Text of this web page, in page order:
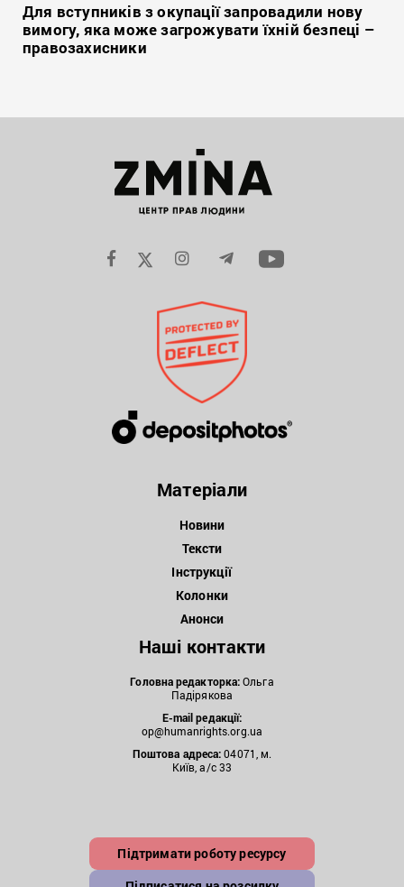
Для вступників з окупації запровадили нову
вимогу, яка може загрожувати їхній безпеці –
правозахисники
Матеріали
Новини
Тексти
Інструкції
Колонки
Анонси
Наші контакти
Головна редакторка:Ольга
Падірякова
E-mail редакції:
op@humanrights.org.ua
Поштова адреса:04071, м.
Київ, а/с 33
Підтримати роботу ресурсу